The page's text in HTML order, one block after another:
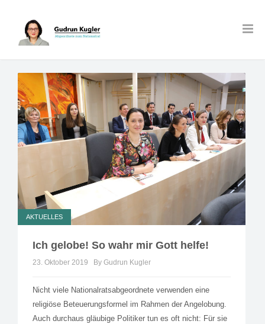
AKTUELLES
Ich gelobe! So wahr mir Gott helfe!
23. Oktober 2019 By Gudrun Kugler
Nicht viele Nationalratsabgeordnete verwenden eine
religiöse Beteuerungsformel im Rahmen der Angelobung.
Auch durchaus gläubige Politiker tun es oft nicht: Für sie